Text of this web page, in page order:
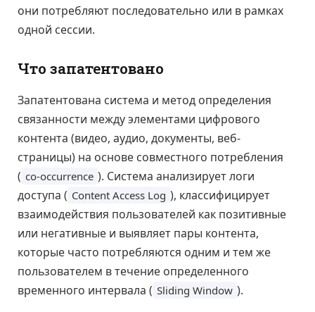
они потребляют последовательно или в рамках
одной сессии.
Что запатентовано
Запатентована система и метод определения
связанности между элементами цифрового
контента (видео, аудио, документы, веб-
страницы) на основе совместного потребления
( co-occurrence ). Система анализирует логи
доступа ( Content Access Log ), классифицирует
взаимодействия пользователей как позитивные
или негативные и выявляет пары контента,
которые часто потребляются одним и тем же
пользователем в течение определенного
временного интервала ( Sliding Window ).